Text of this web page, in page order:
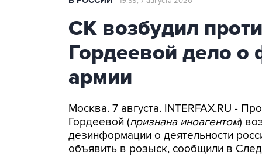
СК возбудил
Гордеевой дело о
армии
Москва. 7 августа. INTERFAX.RU -
Гордеевой (признана иноагентом)
дезинформации о деятельности
объявить в розыск, сообщили в